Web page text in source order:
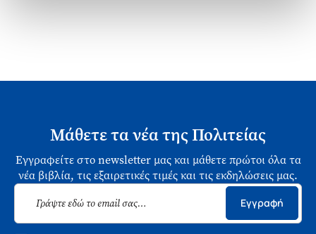
Μάθετε τα νέα της Πολιτείας
Εγγραφείτε στο newsletter μας και μάθετε πρώτοι όλα τα
νέα βιβλία, τις εξαιρετικές τιμές και τις εκδηλώσεις μας.
Εγγραφή